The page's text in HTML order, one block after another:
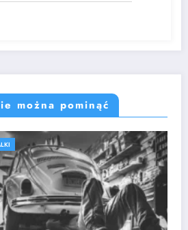
można pominąć